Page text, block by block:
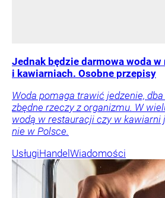
Jednak będzie darmowa woda w
i kawiarniach. Osobne przepisy
Woda pomaga trawić jedzenie,
zbędne rzeczy z organizmu. W
wodą w restauracji czy w kawiarni
nie w Polsce.
UsługiHandelWiadomości